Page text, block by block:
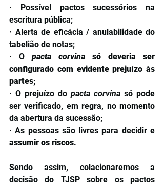
· Possível pactos sucessórios na
escritura pública;
· Alerta de eficácia / anulabilidade do
tabelião de notas;
· O pacta corvina só deveria ser
configurado com evidente prejuízo às
partes;
· O prejuízo do pacta corvina só pode
ser verificado, em regra, no momento
da abertura da sucessão;
assumir os riscos.
Sendo assim, colacionaremos a
decisão do TJSP sobre os pactos